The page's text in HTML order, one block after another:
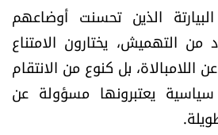
الذين تحسنت أوضاعهم
من التهميش، يختارون الامتناع
اللامبالاة، بل كنوع من الانتقام
يعتبرونها مسؤولة عن